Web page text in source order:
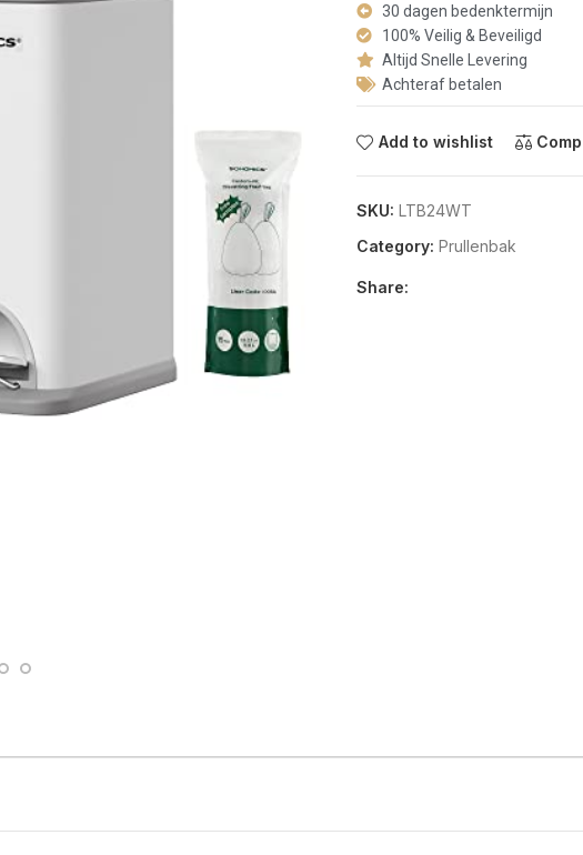
30 dagen bedenktermijn
100% Veilig & Beveiligd
Altijd Snelle Levering
Achteraf betalen
Add to wishlist
SKU: LTB24WT
Category: Prullenbak
Share: